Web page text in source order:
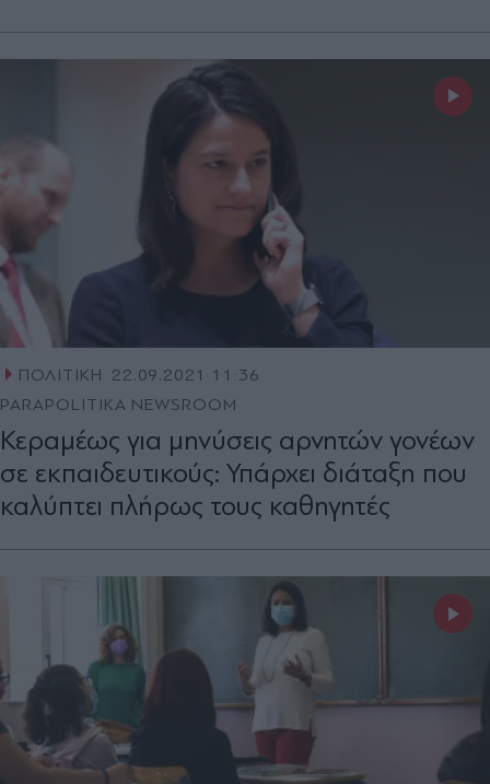
ΠΟΛΙΤΙΚΗ
22.09.2021 11:36
PARAPOLITIKA NEWSROOM
Κεραμέως για μηνύσεις αρνητών γονέων
σε εκπαιδευτικούς: Υπάρχει διάταξη που
καλύπτει πλήρως τους καθηγητές